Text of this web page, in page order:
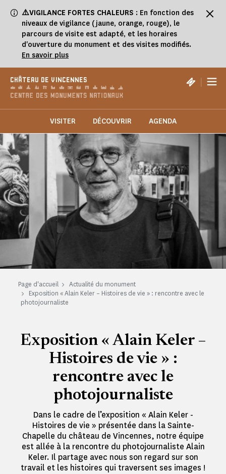
⚠️VIGILANCE FORTES CHALEURS : En fonction des
niveaux de vigilance (jaune, orange, rouge), le
parcours de visite est adapté, et les horaires
d'ouverture du monument et des visites modifiés.
En savoir plus
CHÂTEAU DE VINCENNES |
VISITER DÉCOUVRIR AGENDA
Page d'accueil
Actualité du monument
Exposition « Alain Keler – Histoires de vie » : rencontre avec le
photojournaliste
Exposition « Alain Keler –
Histoires de vie » :
rencontre avec le
photojournaliste
Dans le cadre de l’exposition « Alain Keler -
Histoires de vie » présentée dans la Sainte-
Chapelle du château de Vincennes, notre équipe
est allée à la rencontre du photojournaliste Alain
Keler. Il partage avec nous son regard sur son
travail et les histoires qui traversent ses images !